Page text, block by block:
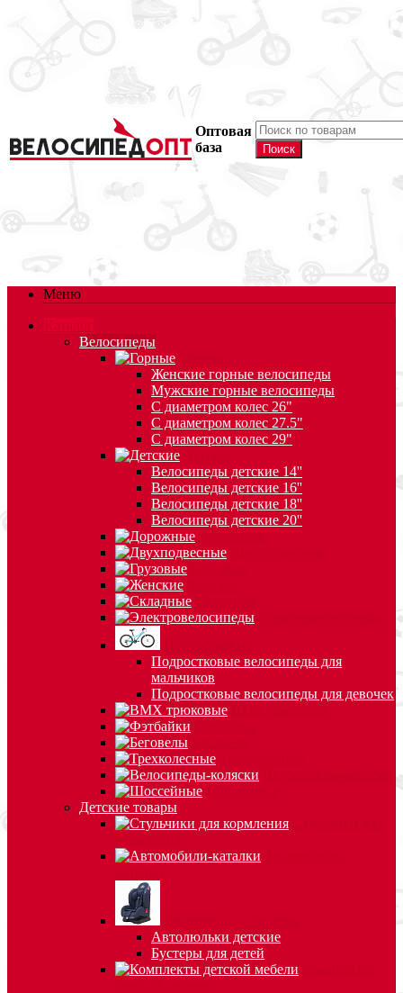
Оптовая
база
Меню
Каталог
Велосипеды
Женские горные велосипеды
Мужские горные велосипеды
С диаметром колес 26"
С диаметром колес 27.5"
С диаметром колес 29"
Велосипеды детские 14''
Велосипеды детские 16''
Велосипеды детские 18''
Велосипеды детские 20''
Подростковые велосипеды для
мальчиков
Подростковые велосипеды для девочек
Детские товары
Автолюльки детские
Бустеры для детей